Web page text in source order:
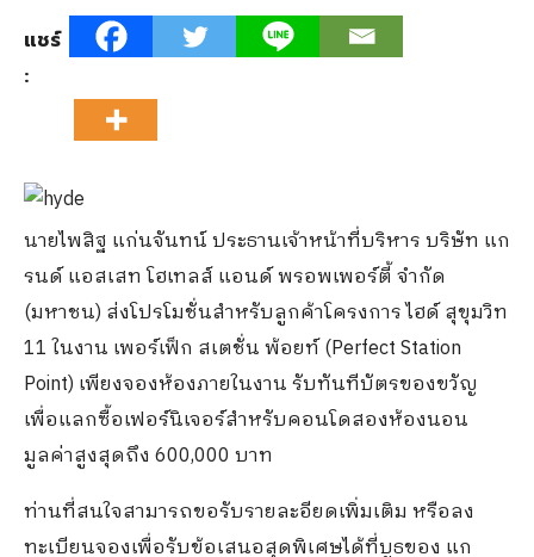
แชร์
:
นายไพสิฐ แก่นจันทน์ ประธานเจ้าหน้าที่บริหาร บริษัท แก
รนด์ แอสเสท โฮเทลส์ แอนด์ พรอพเพอร์ตี้ จำกัด
(มหาชน) ส่งโปรโมชั่นสำหรับลูกค้าโครงการ ไฮด์ สุขุมวิท
11 ในงาน เพอร์เฟ็ก สเตชั่น พ้อยท์ (Perfect Station
Point) เพียงจองห้องภายในงาน รับทันทีบัตรของขวัญ
เพื่อแลกซื้อเฟอร์นิเจอร์สำหรับคอนโดสองห้องนอน
มูลค่าสูงสุดถึง 600,000 บาท
ท่านที่สนใจสามารถขอรับรายละอียดเพิ่มเติม หรือลง
ทะเบียนจองเพื่อรับข้อเสนอสุดพิเศษได้ที่บูธของ แก